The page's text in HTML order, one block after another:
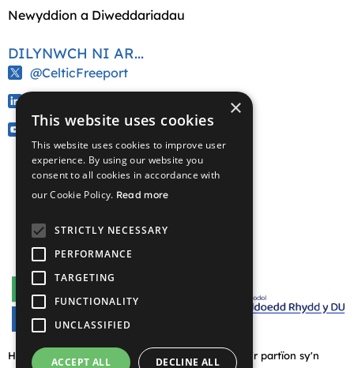
Newyddion a Diweddariadau
DILYNWCH NI AR...
@CelticFreeport
@CelticFreeport
Hawlfraint © 2026 Partneriaeth Celtic Freeport a'r partïon sy'n
×
This website uses cookies
This website uses cookies to improve user
experience. By using our website you
consent to all cookies in accordance with
our Cookie Policy. Read more
STRICTLY NECESSARY
PERFORMANCE
TARGETING
FUNCTIONALITY
UNCLASSIFIED
ACCEPT ALL DECLINE ALL